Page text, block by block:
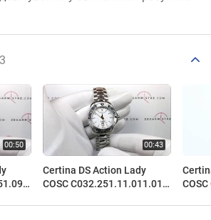
3
Certina DS Action Lady
COSC C032.251.11.011.01